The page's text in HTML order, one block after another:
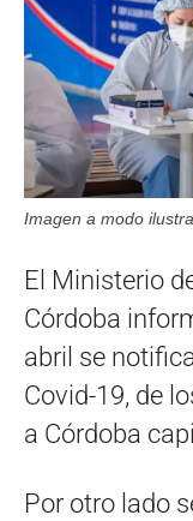
Imagen a modo
El Ministerio
Córdoba
abril se
Covid-19, de
a Córdoba
Por otro lado